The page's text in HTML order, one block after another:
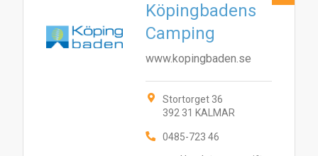
Köpingbadens
Camping
www.kopingbaden.se
Stortorget 36
392 31 KALMAR
0485-723 46